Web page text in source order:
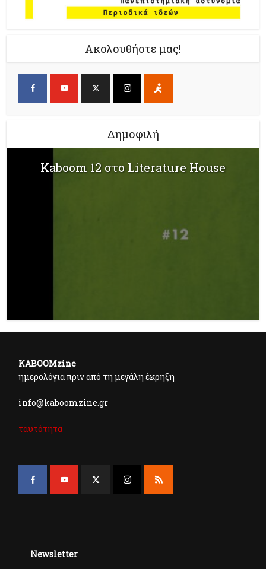
Ακολουθήστε μας!
Δημοφιλή
Kaboom 12 στο Literature House
KABOOMzine
ημερολόγια πριν από τη μεγάλη έκρηξη
info@kaboomzine.gr
ταυτότητα
Newsletter